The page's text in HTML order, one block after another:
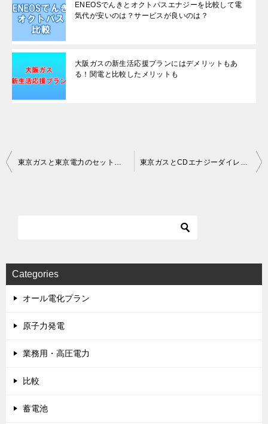
ENEOSでんきとオクトパスエナジーを比較して電
気代が安いのは？サービスが良いのは？
大阪ガスの新生活応援プランにはデメリットもあ
る！関電と比較したメリットも
Post
東京ガスと東京電力のセット契約で本当にお得なのは？ 東京ガスとCDエナジーダイレクトを比較して安いのはどっち？
Categories
オール電化プラン
原子力発電
業務用・高圧電力
比較
蓄電池